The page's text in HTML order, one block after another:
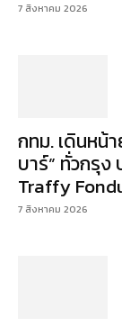
7 สิงหาคม 2026
กทม. เดินหน้
บาร์” ทั่วกรุง
Traffy
7 สิงหาคม 2026